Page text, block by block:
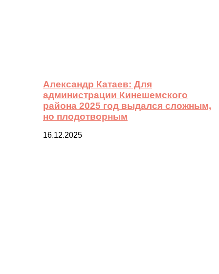
Александр Катаев: Для
администрации Кинешемского
района 2025 год выдался сложным,
но плодотворным
16.12.2025